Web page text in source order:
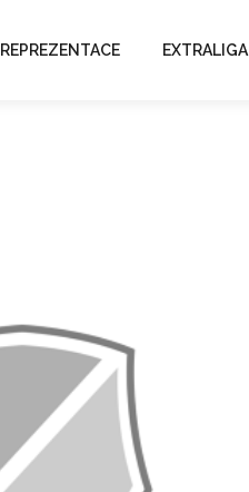
REPREZENTACE EXTRALIGA